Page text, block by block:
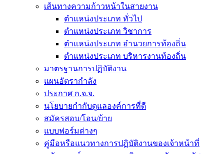
เส้นทางความก้าวหน้าในสายงาน
ตำแหน่งประเภท ทั่วไป
ตำแหน่งประเภท วิชาการ
ตำแหน่งประเภท อำนวยการท้องถิ่น
ตำแหน่งประเภท บริหารงานท้องถิ่น
มาตรฐานการปฏิบัติงาน
แผนอัตรากำลัง
ประกาศ ก.จ.จ.
นโยบายกำกับดูแลองค์การที่ดี
สมัครสอบ/โอน/ย้าย
แบบฟอร์มต่างๆ
คู่มือหรือแนวทางการปฏิบัติงานของเจ้าหน้าที่